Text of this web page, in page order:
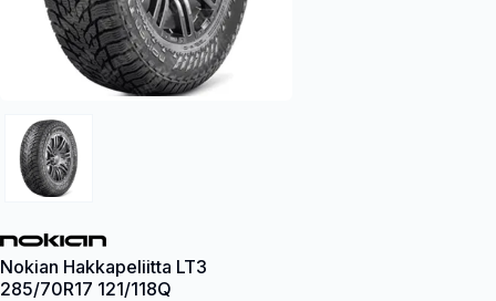
Nokian Hakkapeliitta LT3
285/70R17 121/118Q